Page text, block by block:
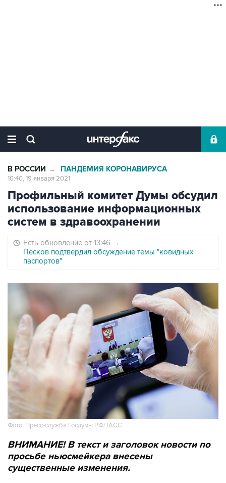
В РОССИИ → ПАНДЕМИЯ КОРОНАВИРУСА
10:40, 19 января 2021
Профильный комитет Думы обсудил
использование информационных
систем в здравоохранении
Есть обновление от 13:46 →
Песков подтвердил обсуждение темы "ковидных
паспортов"
Фото: Пресс-служба Госдумы РФ/ТАСС
ВНИМАНИЕ! В текст и заголовок новости по
просьбе ньюсмейкера внесены
существенные изменения.